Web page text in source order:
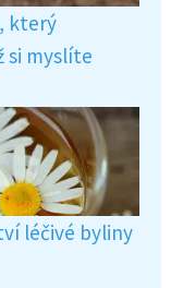
který
si myslíte
léčivé byliny